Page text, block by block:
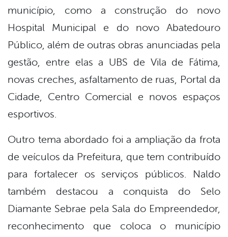
município, como a construção do novo
Hospital Municipal e do novo Abatedouro
Público, além de outras obras anunciadas pela
gestão, entre elas a UBS de Vila de Fátima,
novas creches, asfaltamento de ruas, Portal da
Cidade, Centro Comercial e novos espaços
esportivos.
Outro tema abordado foi a ampliação da frota
de veículos da Prefeitura, que tem contribuído
para fortalecer os serviços públicos. Naldo
também destacou a conquista do Selo
Diamante Sebrae pela Sala do Empreendedor,
reconhecimento que coloca o município